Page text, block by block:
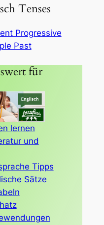
Tenses
Progressive
Past
für
lernen
und
Tipps
Sätze